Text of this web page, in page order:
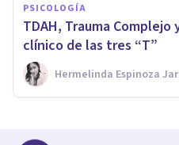
PSICOLOGÍA
TDAH, Trauma
clínico de las tres “T”
Hermelinda Espinoza